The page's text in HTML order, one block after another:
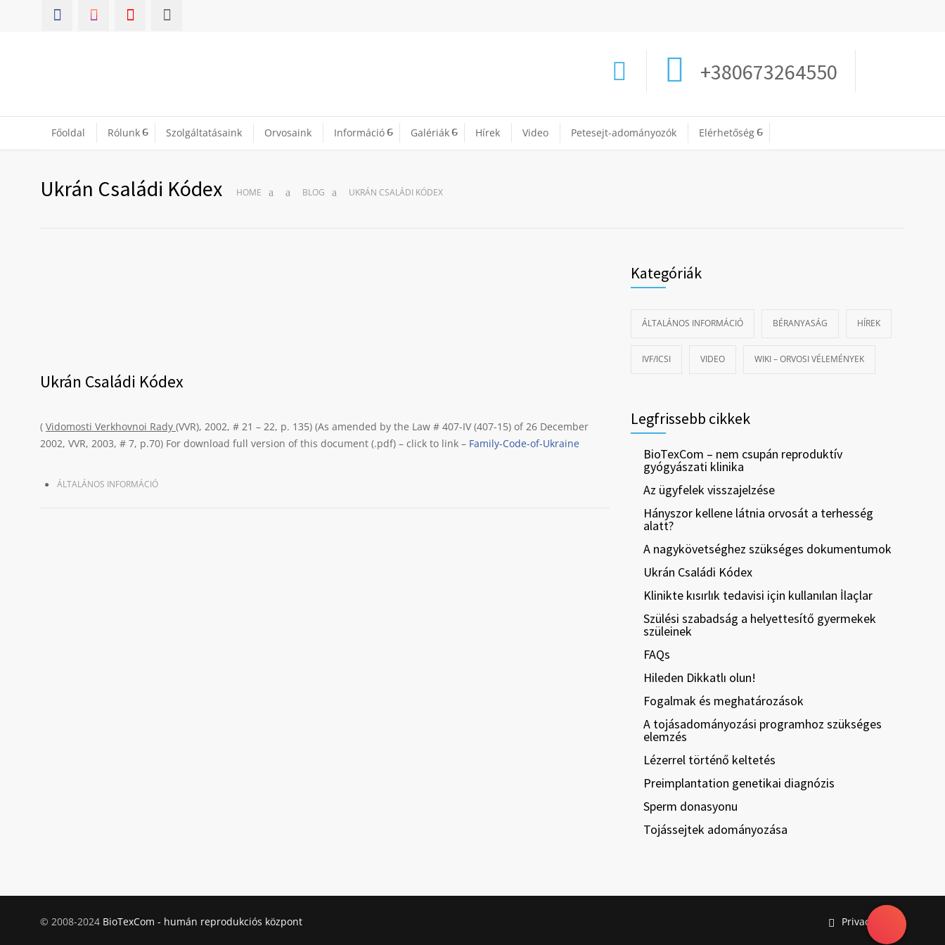
+380673264550
Főoldal Rólunk Szolgáltatásaink Orvosaink Információ Galériák Hírek Video Petesejt-adományozók Elérhetőség
Ukrán Családi Kódex HOME BLOG UKRÁN CSALÁDI KÓDEX
Ukrán Családi Kódex
( Vidomosti Verkhovnoi Rady (VVR), 2002, # 21 – 22, p. 135) (As amended by the Law # 407-IV (407-15) of 26 December
2002, VVR, 2003, # 7, p.70) For download full version of this document (.pdf) – click to link – Family-Code-of-Ukraine
ÁLTALÁNOS INFORMÁCIÓ
Kategóriák
ÁLTALÁNOS INFORMÁCIÓ BÉRANYASÁG HÍREK
IVF/ICSI VIDEO WIKI – ORVOSI VÉLEMÉNYEK
Legfrissebb cikkek
BioTexCom – nem csupán reproduktív
gyógyászati klinika
Az ügyfelek visszajelzése
Hányszor kellene látnia orvosát a terhesség
alatt?
A nagykövetséghez szükséges dokumentumok
Ukrán Családi Kódex
Klinikte kısırlık tedavisi için kullanılan İlaçlar
Szülési szabadság a helyettesítő gyermekek
szüleinek
FAQs
Hileden Dikkatlı olun!
Fogalmak és meghatározások
A tojásadományozási programhoz szükséges
elemzés
Lézerrel történő keltetés
Preimplantation genetikai diagnózis
Sperm donasyonu
Tojássejtek adományozása
© 2008-2024 BioTexCom - humán reprodukciós központ Privacy policy